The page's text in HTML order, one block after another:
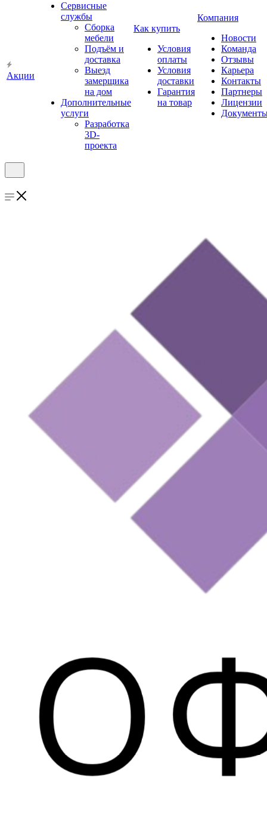
Акции
Сервисные
службы
Сборка
мебели
Подъём и
доставка
Выезд
замерщика
на дом
Дополнительные
услуги
Разработка
3D-
проекта
Как купить
Условия
оплаты
Условия
доставки
Гарантия
на товар
Компания
Новости
Команда
Отзывы
Карьера
Контакты
Партнеры
Лицензии